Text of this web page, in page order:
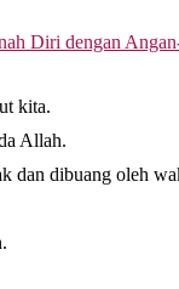
Diri dengan
kita.
Allah.
dan dibuang oleh